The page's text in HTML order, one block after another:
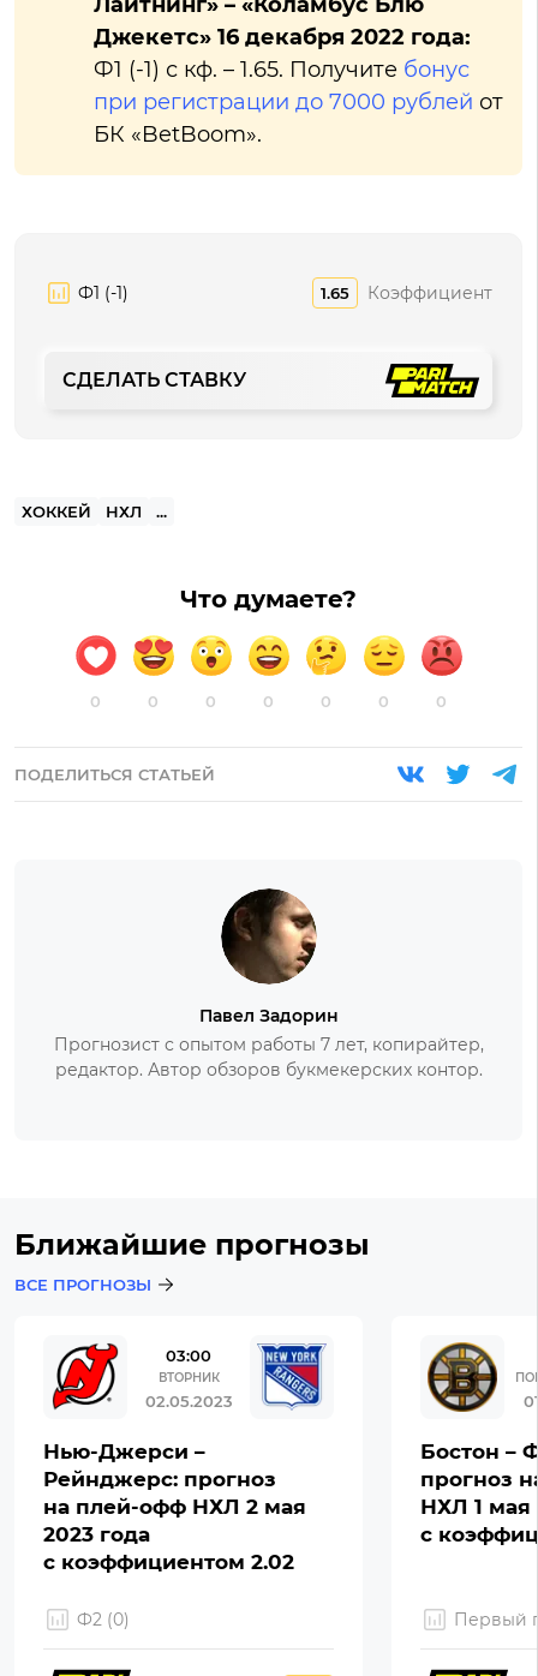
Джекетс» 16 декабря 2022 года:
Ф1 (-1) с кф. – 1.65. Получите бонус
при регистрации до 7000 рублей от
БК «BetBoom».
Ф1 (-1) 1.65 Коэффициент
СДЕЛАТЬ СТАВКУ
ХОККЕЙ НХЛ ...
Что думаете?
0 0 0 0 0 0 0
ПОДЕЛИТЬСЯ СТАТЬЕЙ
Павел Задорин
Прогнозист с опытом работы 7 лет, копирайтер,
редактор. Автор обзоров букмекерских контор.
Ближайшие прогнозы
ВСЕ ПРОГНОЗЫ
03:00
ВТОРНИК
02.05.2023
Нью-Джерси –
Рейнджерс: прогноз
на плей-офф НХЛ 2 мая
2023 года
с коэффициентом 2.02
Ф2 (0)
Бостон –
прогноз
НХЛ 1 мая
с
Первый